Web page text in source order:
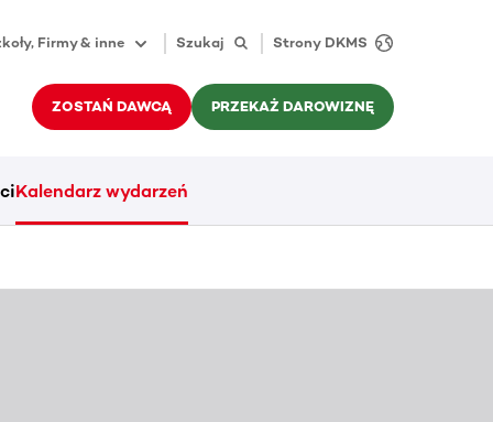
Firmy & inne Szukaj Strony DKMS
ZOSTAŃ DAWCĄ PRZEKAŻ DAROWIZNĘ
Kalendarz wydarzeń